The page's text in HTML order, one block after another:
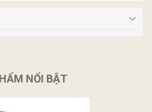
NỔI BẬT